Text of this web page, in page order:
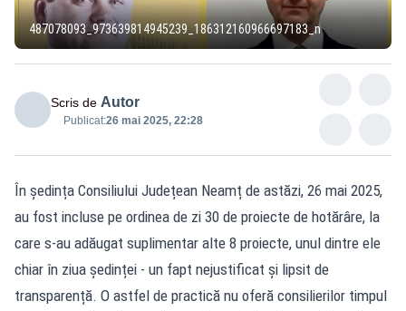
487078093_973639814945239_186312160966697183_n
Scris de Autor
Publicat:26 mai 2025, 22:28
În ședința Consiliului Județean Neamț de astăzi, 26 mai 2025,
au fost incluse pe ordinea de zi 30 de proiecte de hotărâre, la
care s-au adăugat suplimentar alte 8 proiecte, unul dintre ele
chiar în ziua ședinței - un fapt nejustificat și lipsit de
transparență. O astfel de practică nu oferă consilierilor timpul